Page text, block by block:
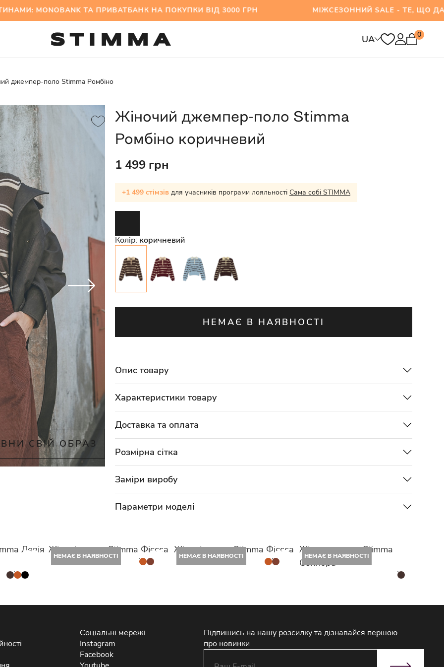
MONOBANK ТА ПРИВАТБАНК НА ПОКУПКИ ВІД 3000 ГРН МІЖСЕЗОННИЙ SALE - ТЕ, ЩО ДАВНО
UA 0
джемпер-поло Stimma Ромбіно
СВІЙ ОБРАЗ
Жіночий джемпер-поло Stimma
Ромбіно коричневий
1 499 грн
+1 499 стімзів для учасників програми лояльності Сама собі STIMMA
Колір: коричневий
НЕМАЄ В НАЯВНОСТІ
Опис товару
Характеристики товару
Доставка та оплата
Розмірна сітка
Заміри виробу
Параметри моделі
Левія
НЕМАЄ В НАЯВНОСТІ
Жіночі штани Stimma Фієсса
НЕМАЄ В НАЯВНОСТІ
Жіночі штани Stimma Фієсса
НЕМАЄ В НАЯВНОСТІ
Жіноча куртка Stimma
Сейлора
Соціальні мережі
Instagram
Facebook
Підпишись на нашу розсилку та дізнавайся першою
про новинки